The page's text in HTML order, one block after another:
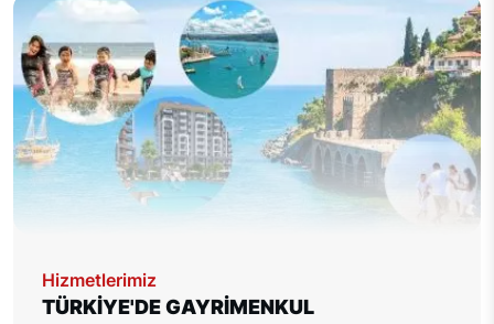
Hizmetlerimiz
TÜRKİYE'DE GAYRİMENKUL